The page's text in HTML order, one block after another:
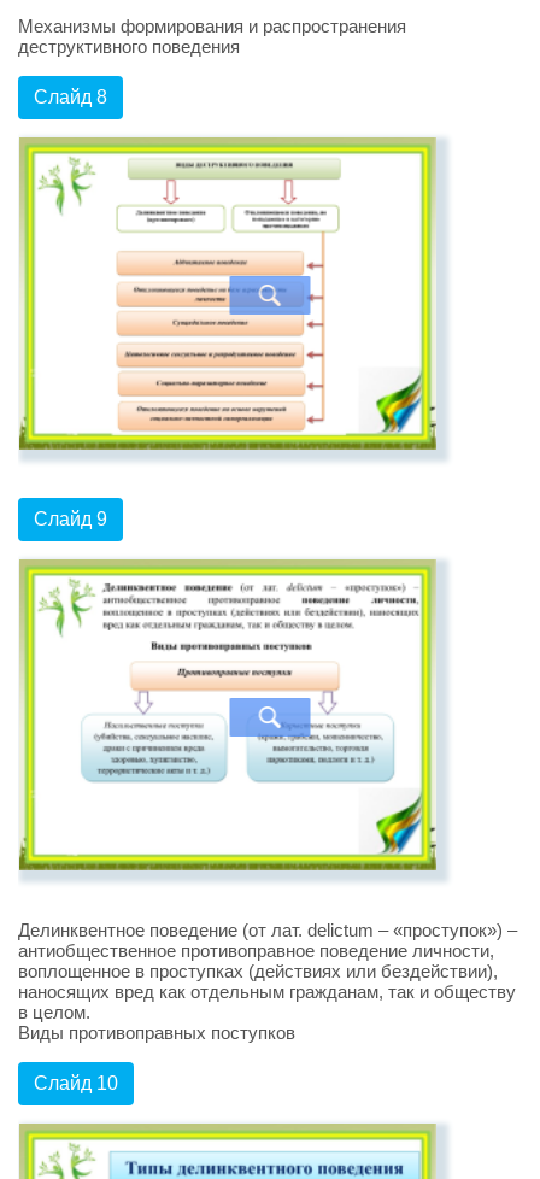
Механизмы формирования и распространения
деструктивного поведения
Слайд 8
Слайд 9
Делинквентное поведение (от лат. delictum – «проступок») –
антиобщественное противоправное поведение личности,
воплощенное в проступках (действиях или бездействии),
наносящих вред как отдельным гражданам, так и обществу
в целом.
Виды противоправных поступков
Слайд 10